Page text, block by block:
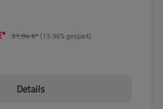
31,94 €*(13.96% gespart)
Details